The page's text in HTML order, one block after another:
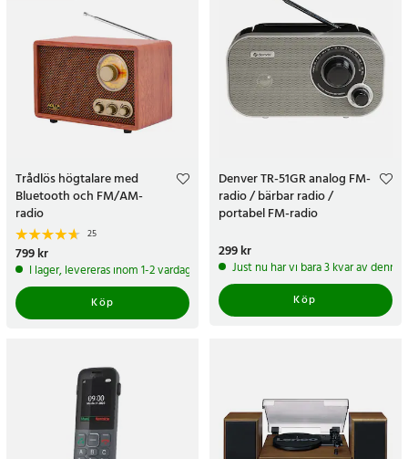
Trådlös högtalare med
Bluetooth och FM/AM-
radio
25
Pris:799 kr
799 kr
I lager, levereras inom 1-2 vardagar
Köp
Denver TR-51GR analog FM-
radio / bärbar radio /
portabel FM-radio
Pris:299 kr
299 kr
Just nu har vi bara 3 kvar av denna
Köp